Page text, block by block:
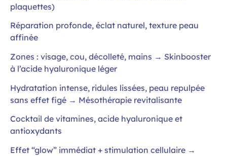
plaquettes)
Réparation profonde, éclat naturel, texture peau
affinée
Zones : visage, cou, décolleté, mains → Skinbooster
à l’acide hyaluronique léger
Hydratation intense, ridules lissées, peau repulpée
sans effet figé → Mésothérapie revitalisante
Cocktail de vitamines, acide hyaluronique et
antioxydants
Effet “glow” immédiat + stimulation cellulaire →